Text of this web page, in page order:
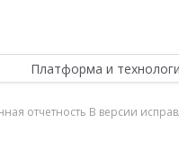
Платформа и
отчетность В версии